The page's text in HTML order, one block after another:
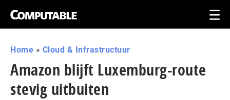
Home » Cloud & Infrastructuur
Amazon blijft Luxemburg-route
stevig uitbuiten